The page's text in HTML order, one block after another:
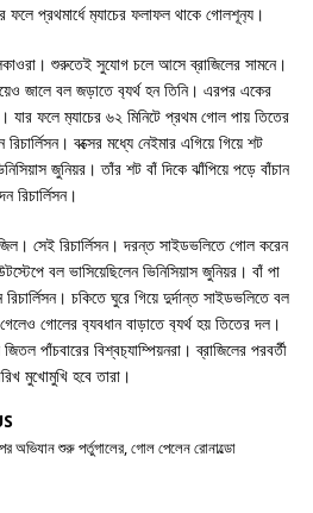
প্রথমার্ধে ম‍্যাচের ফলাফল থাকে গোলশূন‍্য।
শুরুতেই সুযোগ চলে আসে ব্রাজিলের সামনে।
জালে বল জড়াতে ব‍্যর্থ হন তিনি। এরপর একের
ফলে ম‍্যাচের ৬২ মিনিটে প্রথম গোল পায় তিতের
বক্সের মধ্যে নেইমার এগিয়ে গিয়ে শট
জুনিয়র। তাঁর শট বাঁ দিকে ঝাঁপিয়ে পড়ে বাঁচান
রিচার্লিসন।
সেই রিচার্লিসন। দরন্ত সাইডভলিতে গোল করেন
বল ভাসিয়েছিলেন ভিনিসিয়াস জুনিয়র। বাঁ পা
চকিতে ঘুরে গিয়ে দুর্দান্ত সাইডভলিতে বল
গোলের ব‍্যবধান বাড়াতে ব‍্যর্থ হয় তিতের দল।
পাঁচবারের বিশ্বচ‍্যাম্পিয়নরা। ব্রাজিলের পরবর্তী
মুখোমুখি হবে তারা।
অভিযান শুরু পর্তুগালের, গোল পেলেন রোনাল্ডো